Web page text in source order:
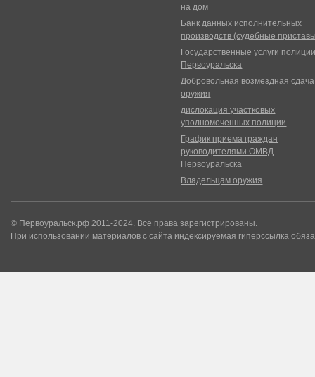
на дом
Банк данных исполнительных
производств (судебные
Государственные услуги
Первоуральска
Добровольная возмездная сдача
оружия
дислокация участковых
уполномоченных полиции
График приема граждан
руководителями ОМВД
Первоуральска
Владельцам оружия
© Первоуральск.рф 2011-2024. Все права зарегистрированы.
При использовании материалов с сайта индексируемая гиперссылка